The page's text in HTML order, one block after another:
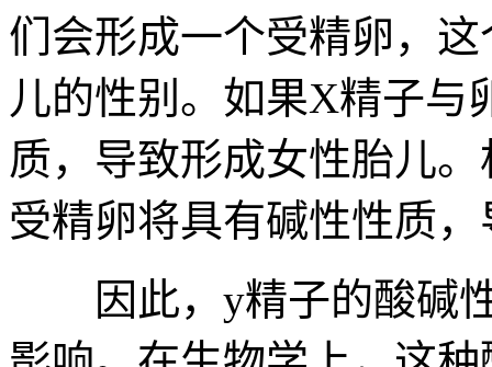
们会形成一个受精卵，
儿的性别。如果X精子与
质，导致形成女性胎儿
受精卵将具有碱性性质
因此，y精子的酸碱性